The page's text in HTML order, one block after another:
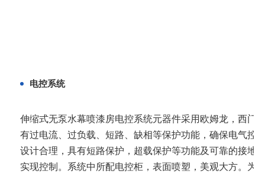
电控系统
伸缩式无泵水幕喷漆房电控系统元器件采用欧姆龙，西门
有过电流、过负载、短路、缺相等保护功能，确保电气控
设计合理，具有短路保护，超载保护等功能及可靠的接地
实现控制。系统中所配电控柜，表面喷塑，美观大方。为